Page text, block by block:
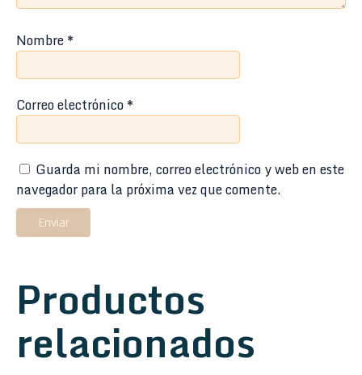
Nombre*
Correo electrónico*
Guarda mi nombre, correo electrónico y web en este
navegador para la próxima vez que comente.
Productos
relacionados